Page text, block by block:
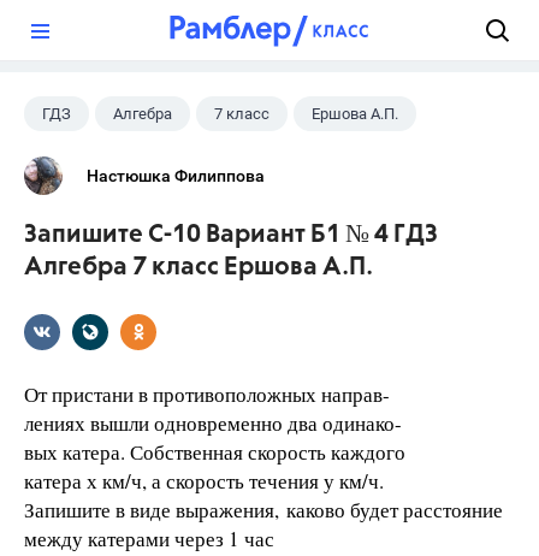
ГДЗ Алгебра 7 класс Ершова А.П.
Настюшка Филиппова
Запишите С-10 Вариант Б1 № 4 ГДЗ
Алгебра 7 класс Ершова А.П.
От пристани в противоположных направ-
лениях вышли одновременно два одинако-
вых катера. Собственная скорость каждого
катера х км/ч, а скорость течения у км/ч.
Запишите в виде выражения, каково будет расстояние
между катерами через 1 час